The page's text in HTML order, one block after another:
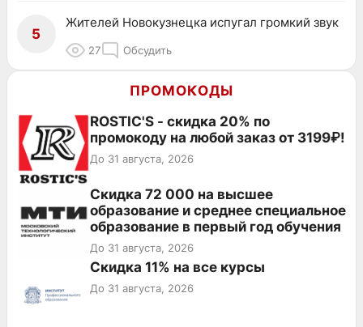
5
Жителей Новокузнецка испугал громкий звук
27 Обсудить
ПРОМОКОДЫ
ROSTIC'S - скидка 20% по
промокоду на любой заказ от 3199₽!
До 31 августа, 2026
Скидка 72 000 на высшее
образование и среднее специальное
образование в первый год обучения
До 31 августа, 2026
Скидка 11% на все курсы
До 31 августа, 2026